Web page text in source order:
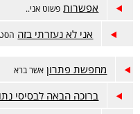
אפשרות פשוט אני..
אני לא נעזרתי בזה
מחפשת פתרון אשר ברא
ברוכה הבאה לבסיסי